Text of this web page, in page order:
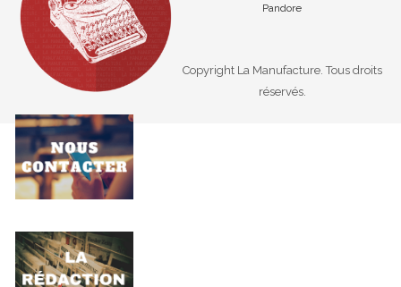
Pandore
Copyright La Manufacture. Tous droits
réservés.